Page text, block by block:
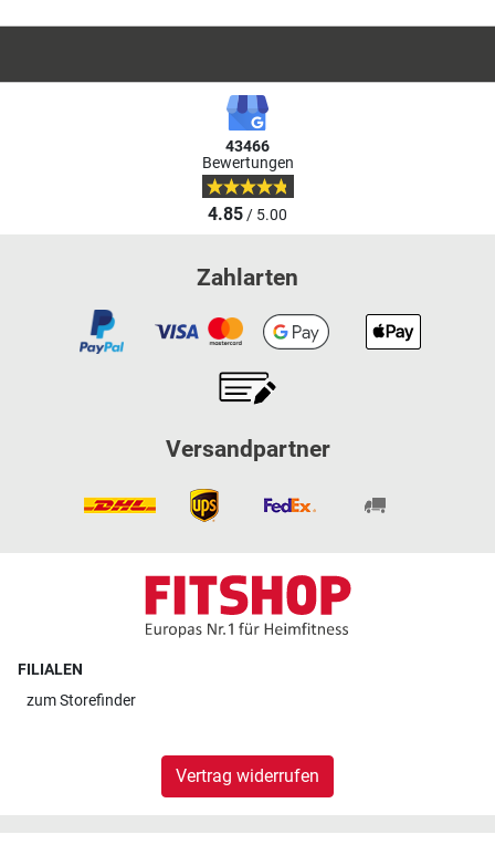
43466
Bewertungen
4.85/ 5.00
Zahlarten
Versandpartner
FILIALEN
zumStorefinder
Vertrag widerrufen